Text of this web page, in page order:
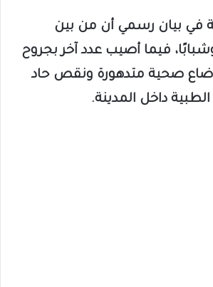
في بيان رسمي أن من بين
فيما أصيب عدد آخر بجروح
صحية متدهورة ونقص حاد
داخل المدينة.